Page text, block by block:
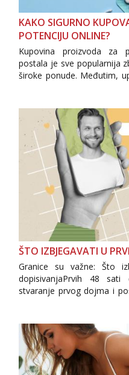
Tel: 064/677-
Anđela
Čekam tvoj
KAKO SIGURNO
POTENCIJU ONLINE?
Kupovina proizvoda za
postala je sve popularnija
široke ponude. Međutim,
na tržištu se pojavljuju i
nepouzdane
nepoznatog podrijetla. ...
ŠTO IZBJEGAVATI U
Granice su važne: Što
dopisivanjaPrvih 48
stvaranje prvog dojma i
komunikaciji. Važno je
osobnih ili intimnih
još nije zaslužila to